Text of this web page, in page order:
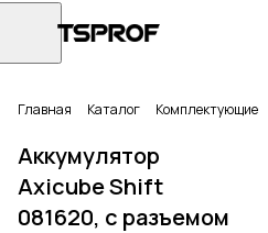
Главная Каталог Комплектующие
Аккумулятор
Axicube Shift
081620, с разъемом